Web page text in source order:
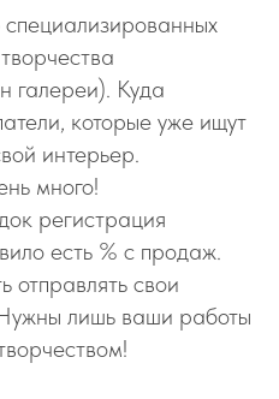
галереи). Куда
которые уже ищут
интерьер.
много!
регистрация
есть % с продаж.
отправлять свои
лишь ваши работы